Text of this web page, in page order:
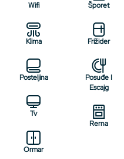
Wifi
Klima
Posteljina
Tv
Ormar
Šporet
Frižider
Posuđe I
Escajg
Rerna